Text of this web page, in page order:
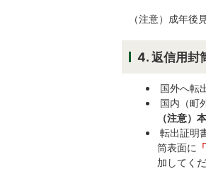
（注意）成年後
4. 返信用封
国外へ転
国内（町
（注意）
転出証明
筒表面に
加してく